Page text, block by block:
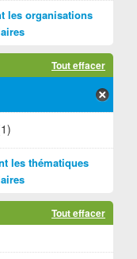
les organisations
Tout effacer
les thématiques
Tout effacer